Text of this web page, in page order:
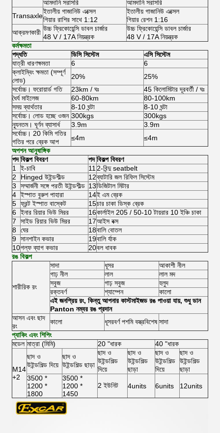
আমদানি সরাসরি
আমদানি সরাসরি
Transaxle
ইতালীয় গাজানিউ এক্সেল
গিয়ার রাশির সাথে 1:12
ইতালীয় গাজানিউ এক্সেল
গিয়ার রেশন 1:16
আক্রমণকারী উচ্চ ফ্রিকোয়েন্সি ডাবল চার্জার
48 V / 17A নিয়ন্ত্রক
উচ্চ ফ্রিকোয়েন্সি ডাবল চার্জার
48 V / 17A নিয়ন্ত্রক
কর্মক্ষমতা
পদ্ধতি
ডিসি সিস্টেম
এসি সিস্টেম
যাত্রী ধারণক্ষমতা
6
6
ক্লাইম্বিং ক্ষমতা (সম্পূর্ণ
লোড)
20%
25%
সর্বোচ্চ। ফরোয়ার্ড গতি 23km / ঘঃ
45 কিলোমিটার দূরবর্তী / ঘঃ
ধৈর্য মাইলেজ
60-80km
80-100km
সময় ব্যার্থতার
8-10 ঘন্টা
8-10 ঘন্টা
সর্বোচ্চ। লোড হচ্ছে ওজন 300kgs
300kgs
ন্যূনতম। ঘূর্ণন ব্যাসার্ধ 3.9m
3.9m
সর্বোচ্চ। 20 কিমি গতির
গতির পরে ব্রেক আপ
≤4m
≤4m
অপশন আনুষাঙ্গিক
পদ বিকল্প বিবরণ পদ বিকল্প বিবরণ
1
ই-চাবি 11 2-বিন্দু seatbelt
2
Hinged উইন্ডশীল্ড 12ব্যাটারি জল রিফিল সিস্টেম
3
সম্মার্জনী সঙ্গে পরতী উইন্ডশীল্ড 13ডিজিটাল মিটার
4 ইস্পাত বুরুশ পাহারা 14ই এম ব্রেক
5 ফ্রন্ট ইস্পাত বাস্কেট 15চার চাকা ডিস্ক ব্রেক
6 ইনার রিয়ার ভিউ মিরর 16কার্লাইল 205 / 50-10 টায়রার 10 ইঞ্চি চাকা
7
সাইড রিয়ার ভিউ মিরর 17আইস বক্স
8 ঘের 18বালি বোতল
9 সানশাইন কভার 19বালি র্যাক
10গল্ফ ব্যাগ কভার 20বল ধাবক
রঙ বিকল্প
শারীরিক রং
সাদা ধূসর
আকাশী নীল
গাঢ় নীল
লাল
লাল মদ
সবুজ
গাঢ় সবুজ
হলুদ
রক্তবর্ণ
শ্যাম্পেন
কালো
এই জনপ্রিয় রং, কিন্তু আপনার কাস্টমাইজড রঙ পাওয়া যায়, শুধু ডান
Panton নম্বর রঙ প্রদান
আসন এবং ছাদ
রং
কালো ধূসরবর্ণ পশমি বস্ত্রবিশেষ সাদা
প্যাকিং এবং শিপিং
মডেল মাত্রা (মিমি) 20 "ধারক 40 "ধারক
M14
+2
ছাদ ও
উইন্ডশিল্ড দিয়ে
ছাদ ও
উইন্ডশিল্ড ছাড়া
ছাদ ও
উইন্ডশিল্ড
দিয়ে
ছাদ ও
উইন্ডশিল্ড
ছাড়া
ছাদ ও
উইন্ডশিল্ড
দিয়ে
ছাদ ও
উইন্ডশিল্ড
ছাড়া
3500 *
1200 *
1800
3500 *
1200 *
1450
2 ইউনিট 4units 6units 12units